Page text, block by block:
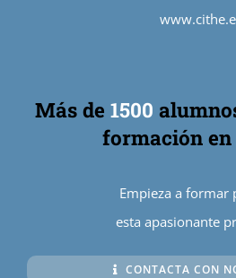
Más de 1500
formación en
Empieza a formar
esta apasionante
CONTACTA CON